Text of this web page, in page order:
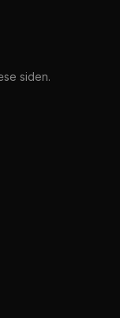
siden.